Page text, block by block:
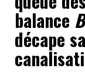
balance
décape